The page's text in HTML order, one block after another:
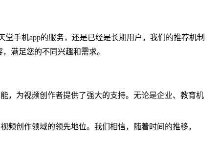
手机app的服务，还是已经是长期用户，我们的推荐机制
满足您的不同兴趣和需求。
，为视频创作者提供了强大的支持。无论是企业、教育机
频创作领域的领先地位。我们相信，随着时间的推移，